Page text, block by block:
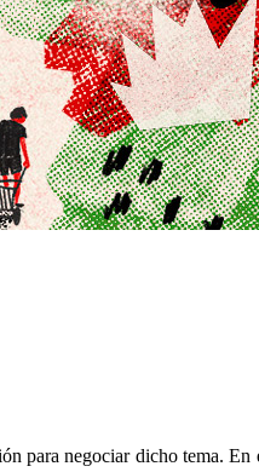
para negociar dicho tema.